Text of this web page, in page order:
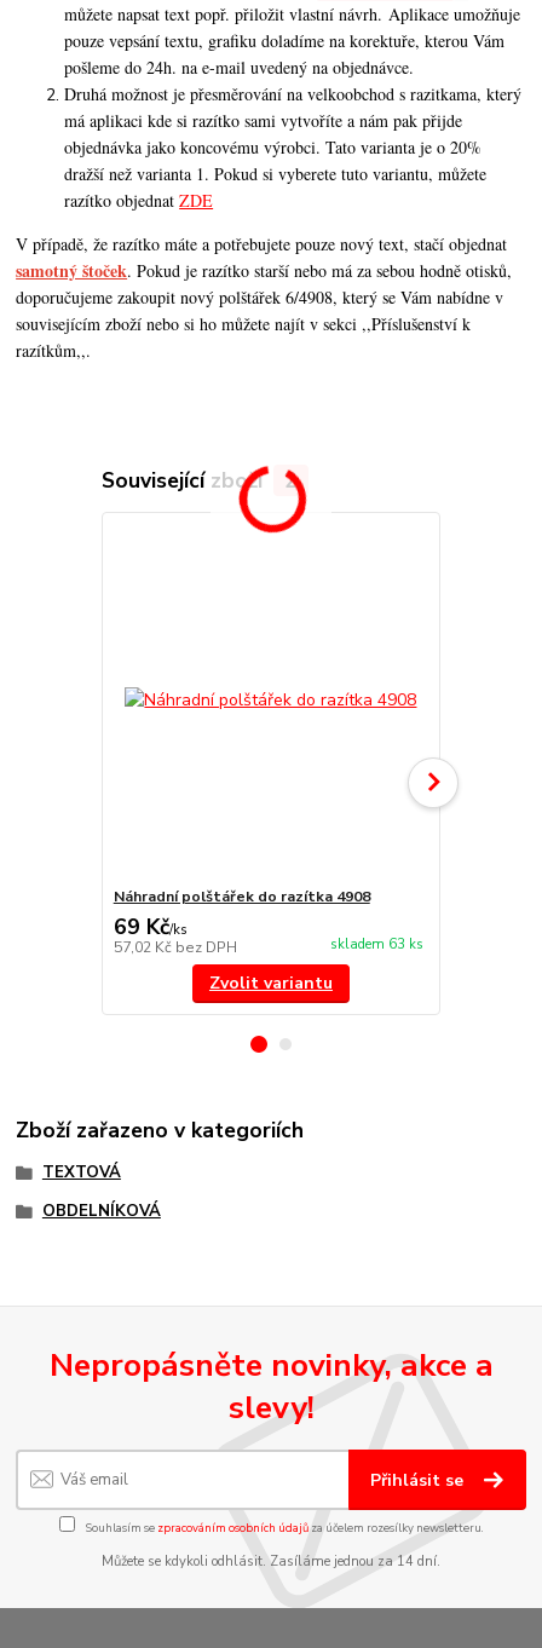
můžete napsat text popř. přiložit vlastní návrh. Aplikace umožňuje
pouze vepsání textu, grafiku doladíme na korektuře, kterou Vám
pošleme do 24h. na e-mail uvedený na objednávce.
Druhá možnost je přesměrování na velkoobchod s razitkama, který
má aplikaci kde si razítko sami vytvoříte a nám pak přijde
objednávka jako koncovému výrobci. Tato varianta je o 20%
dražší než varianta 1. Pokud si vyberete tuto variantu, můžete
razítko objednatZDE
V případě, že razítko máte a potřebujete pouze nový text, stačí objednat
samotný štoček. Pokud je razítko starší nebo má za sebou hodně otisků,
doporučujeme zakoupit nový polštářek 6/4908, který se Vám nabídne v
souvisejícím zboží nebo si ho můžete najít v sekci ,,Příslušenství k
razítkům,,.
Související zboží 2
Náhradní polštářek do razítka 4908
69 Kč/ks
57,02 Kč bez DPH skladem 63 ks
Zvolit variantu
Zboží zařazeno v kategoriích
TEXTOVÁ
OBDELNÍKOVÁ
Nepropásněte novinky, akce a
slevy!
Přihlásit se
Souhlasím se zpracováním osobních údajůza účelem rozesílky newsletteru.
Můžete se kdykoli odhlásit. Zasíláme jednou za 14 dní.